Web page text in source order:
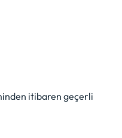
itibaren geçerli